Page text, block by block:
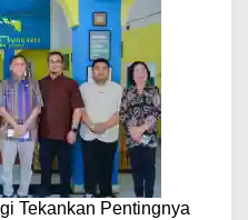
Tekankan Pentingnya